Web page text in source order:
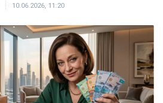
10.06.2026, 11:20